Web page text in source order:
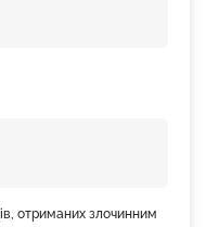
отриманих злочинним